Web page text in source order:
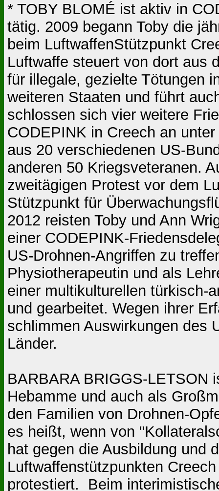
* TOBY BLOMÉ ist aktiv in
tätig. 2009 begann Toby die
beim LuftwaffenStützpunkt
Luftwaffe steuert von dort aus
für illegale, gezielte Tötungen
weiteren Staaten und führt
schlossen sich vier weitere
CODEPINK in Creech an
aus 20 verschiedenen US-
anderen 50 Kriegsveteranen.
zweitägigen Protest vor dem
Stützpunkt für
2012 reisten Toby und Ann
einer CODEPINK-
US-Drohnen-Angriffen zu
Physiotherapeutin und als
einer multikulturellen türkisch-
und gearbeitet. Wegen ihrer
schlimmen Auswirkungen des
Länder.
BARBARA BRIGGS-LETSON
Hebamme und auch als
den Familien von Drohnen-
es heißt, wenn von
hat gegen die Ausbildung und
Luftwaffenstützpunkten
protestiert. Beim